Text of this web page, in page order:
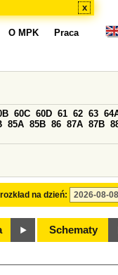
x
O MPK Praca
na dzień:
60C 60D 61 62 63
85A 85B 86 87A 87B
Schematy